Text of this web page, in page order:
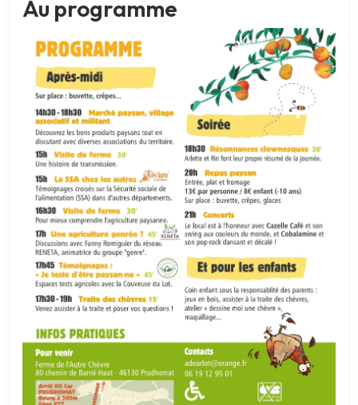
Au programme